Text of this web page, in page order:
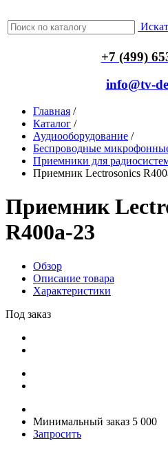
+7 (499)
info@tv-
Главная /
Каталог /
Аудиооборудование /
Беспроводные
Приемники для
Приемник Lectrosonics
Приемник
R400a-23
Обзор
Описание товара
Характеристики
Под заказ
Минимальный заказ 5 000
Запросить